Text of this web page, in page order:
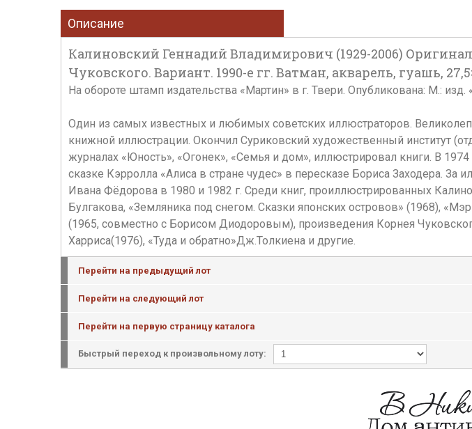
Описание
Калиновский Геннадий Владимирович (1929-2006)
Чуковского. Вариант. 1990-е гг. Ватман, акварель, гуашь,
На обороте штамп издательства «Мартин» в г. Твери. Опубликована: М.: изд.
Один из самых известных и любимых советских иллюстраторов.
книжной иллюстрации. Окончил Суриковский художественный институт
журналах «Юность», «Огонек», «Семья и дом», иллюстрировал книги. В
сказке Кэрролла «Алиса в стране чудес» в пересказе Бориса Заходера.
Ивана Фёдорова в 1980 и 1982 г. Среди книг, проиллюстрированных
Булгакова, «Земляника под снегом. Сказки японских островов» (1968),
(1965, совместно с Борисом Диодоровым), произведения Корнея
Харриса(1976), «Туда и обратно»Дж.Толкиена и другие.
Перейти на предыдущий лот
Перейти на следующий лот
Перейти на первую страницу каталога
Быстрый переход к произвольному лоту: